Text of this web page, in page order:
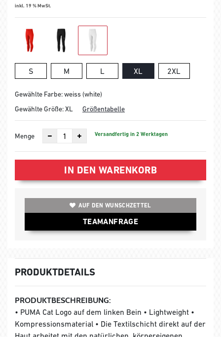
inkl. 19 % MwSt.
S M L XL 2XL
Gewählte Farbe: weiss (white)
Gewählte Größe:XL Größentabelle
Menge Versandfertig in 2 Werktagen
IN DEN WARENKORB
AUF DEN WUNSCHZETTEL
TEAMANFRAGE
PRODUKTDETAILS
PRODUKTBESCHREIBUNG:
• PUMA Cat Logo auf dem linken Bein • Lightweight •
Kompressionsmaterial • Die Textilschicht direkt auf der